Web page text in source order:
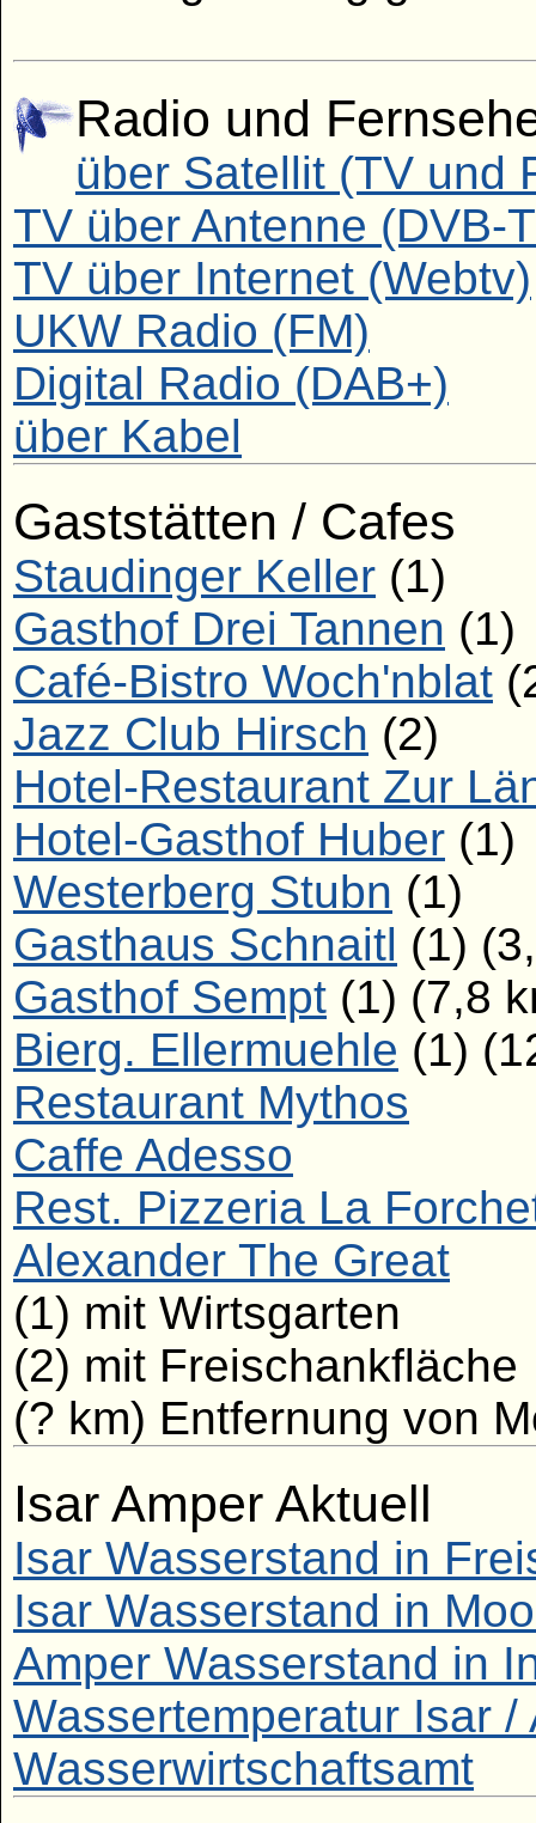
Radio und
über Satellit (TV und
TV über Antenne (DVB-
TV über Internet (Webtv)
UKW Radio (FM)
Digital Radio (DAB+)
über Kabel
Gaststätten / Cafes
Staudinger Keller (1)
Gasthof Drei Tannen (1)
Café-Bistro Woch'nblat
Jazz Club Hirsch (2)
Hotel-Restaurant Zur
Hotel-Gasthof Huber (1)
Westerberg Stubn (1)
Gasthaus Schnaitl (1)
Gasthof Sempt (1) (7,8
Bierg. Ellermuehle (1)
Restaurant Mythos
Caffe Adesso
Rest. Pizzeria La
Alexander The Great
(1) mit Wirtsgarten
(2) mit Freischankfläche
(? km) Entfernung von
Isar Amper Aktuell
Isar Wasserstand in
Isar Wasserstand in
Amper Wasserstand in
Wassertemperatur Isar /
Wasserwirtschaftsamt